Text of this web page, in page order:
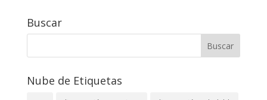
Buscar
Nube de Etiquetas